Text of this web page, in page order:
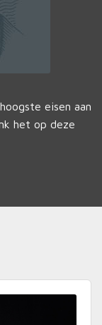
eisen aan
het op deze